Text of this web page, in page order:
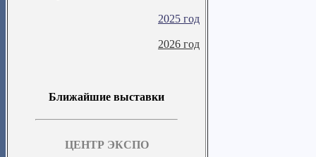
2025 год
2026 год
Ближайшие выставки
ЦЕНТР ЭКСПО